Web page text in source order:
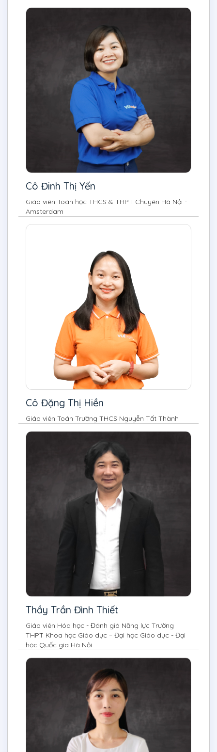
Cô Đinh Thị Yến
Giáo viên Toán học THCS & THPT Chuyên Hà Nội -
Amsterdam
Cô Đặng Thị Hiền
Giáo viên Toán Trường THCS Nguyễn Tất Thành
Thầy Trần Đình Thiết
Giáo viên Hóa học - Đánh giá Năng lực Trường
THPT Khoa học Giáo dục – Đại học Giáo dục - Đại
học Quốc gia Hà Nội